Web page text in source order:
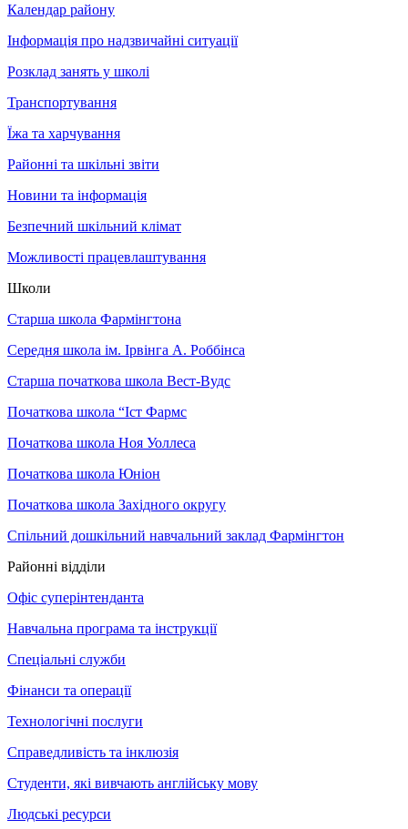
Календар району
Інформація про надзвичайні ситуації
Розклад занять у школі
Транспортування
Їжа та харчування
Районні та шкільні звіти
Новини та інформація
Безпечний шкільний клімат
Можливості працевлаштування
Школи
Старша школа Фармінгтона
Середня школа ім. Ірвінга А. Роббінса
Старша початкова школа Вест-Вудс
Початкова школа “Іст Фармс
Початкова школа Ноя Уоллеса
Початкова школа Юніон
Початкова школа Західного округу
Спільний дошкільний навчальний заклад Фармінгтон
Районні відділи
Офіс суперінтенданта
Навчальна програма та інструкції
Спеціальні служби
Фінанси та операції
Технологічні послуги
Справедливість та інклюзія
Студенти, які вивчають англійську мову
Людські ресурси